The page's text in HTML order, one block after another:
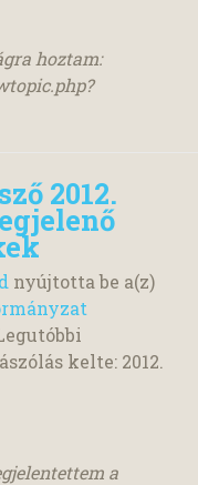
hoztam:
2012.
nyújtotta be a(z)
kelte: 2012.
a